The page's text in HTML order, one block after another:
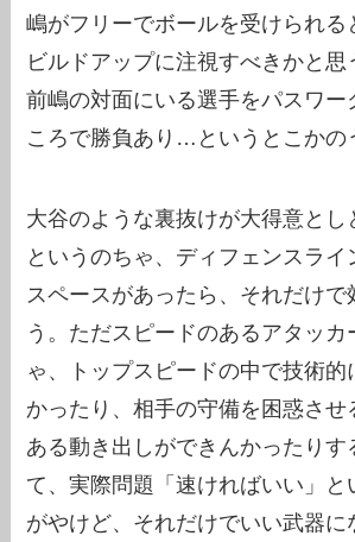
嶋がフリーでボールを受けられる
ビルドアップに注視すべきかと思
前嶋の対面にいる選手をパスワー
ころで勝負あり…というとこかの
大谷のような裏抜けが大得意とし
というのちゃ、ディフェンスライ
スペースがあったら、それだけ
う。ただスピードのあるアタッカ
ゃ、トップスピードの中で技術的
かったり、相手の守備を困惑させ
ある動き出しができんかったりす
て、実際問題「速ければいい」と
がやけど、それだけでいい武器に